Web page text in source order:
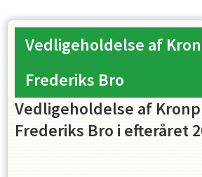
Vedligeholdelse af
Frederiks Bro
Vedligeholdelse af
Frederiks Bro i efteråret